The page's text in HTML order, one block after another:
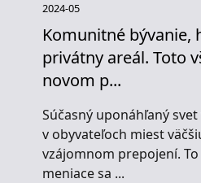
2024-05
Komunitné bývanie,
privátny areál. Toto
novom p...
Súčasný uponáhľaný
v obyvateľoch miest
vzájomnom prepojení. To
meniace sa ...